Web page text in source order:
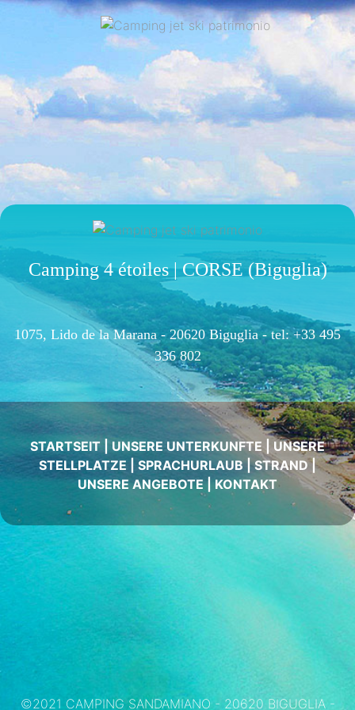
Camping 4 étoiles | CORSE (Biguglia)
1075, Lido de la Marana - 20620 Biguglia - tel: +33 495
336 802
STARTSEIT | UNSERE UNTERKUNFTE
UNSERE
STELLPLATZE
SPRACHURLAUB|STRAND|
UNSERE ANGEBOTE| KONTAKT
©2021 CAMPING SANDAMIANO - 20620 BIGUGLIA -